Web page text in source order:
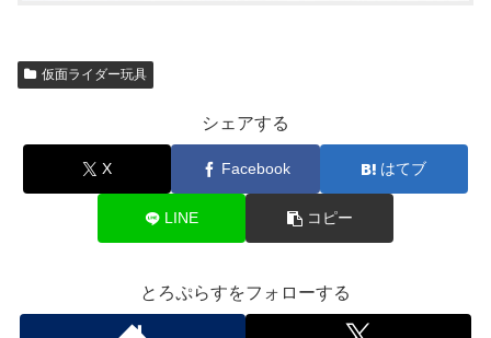
仮面ライダー玩具
シェアする
X Facebook はてブ
LINE コピー
とろぷらすをフォローする